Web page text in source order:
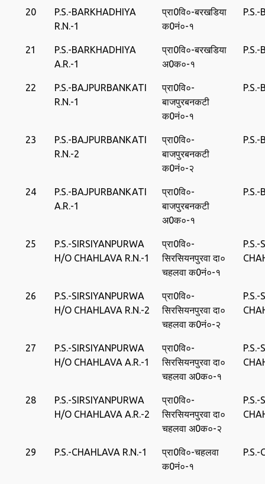
20
P.S.-BARKHADHIYA
R.N.-1
प्रा0वि०-बरखडिया
क0नं०-१
P.S.-
21
P.S.-BARKHADHIYA
A.R.-1
प्रा0वि०-बरखडिया
अ0क०-१
P.S.-
22
P.S.-BAJPURBANKATI
R.N.-1
प्रा0वि०-
बाजपुरबनकटी
क0नं०-१
23
P.S.-BAJPURBANKATI
R.N.-2
प्रा0वि०-
बाजपुरबनकटी
क0नं०-२
24
P.S.-BAJPURBANKATI
A.R.-1
प्रा0वि०-
बाजपुरबनकटी
अ0क०-१
25
P.S.-SIRSIYANPURWA
H/O CHAHLAVA R.N.-1
प्रा0वि०-
सिरसियनपुरवा दा०
चहलवा क0नं०-१
P.S.-
26
P.S.-SIRSIYANPURWA
H/O CHAHLAVA R.N.-2
प्रा0वि०-
सिरसियनपुरवा दा०
चहलवा क0नं०-२
P.S.-
27
P.S.-SIRSIYANPURWA
H/O CHAHLAVA A.R.-1
प्रा0वि०-
सिरसियनपुरवा दा०
चहलवा अ0क०-१
P.S.-
28
P.S.-SIRSIYANPURWA
H/O CHAHLAVA A.R.-2
प्रा0वि०-
सिरसियनपुरवा दा०
चहलवा अ0क०-२
P.S.-
29 P.S.-CHAHLAVA R.N.-1
प्रा0वि०-चहलवा
क0नं०-१
P.S.-